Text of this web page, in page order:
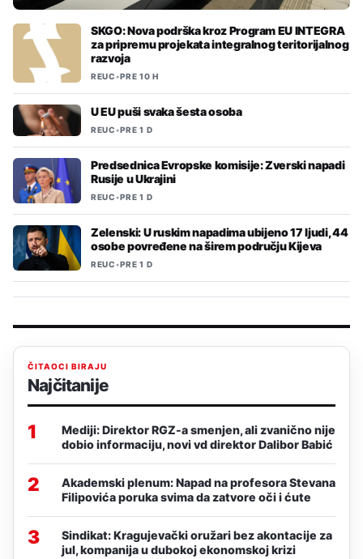
SKGO: Nova podrška kroz Program EU INTEGRA
za pripremu projekata integralnog teritorijalnog
razvoja
REUC•PRE 10 H
U EU puši svaka šesta osoba
REUC•PRE 1 D
Predsednica Evropske komisije: Zverski napadi
Rusije u Ukrajini
REUC•PRE 1 D
Zelenski: U ruskim napadima ubijeno 17 ljudi, 44
osobe povređene na širem području Kijeva
REUC•PRE 1 D
ČITAOCI BIRAJU
Najčitanije
1
Mediji: Direktor RGZ-a smenjen, ali zvanično nije
dobio informaciju, novi vd direktor Dalibor Babić
2
Akademski plenum: Napad na profesora Stevana
Filipovića poruka svima da zatvore oči i ćute
3
Sindikat: Kragujevački oružari bez akontacije za
jul, kompanija u dubokoj ekonomskoj krizi